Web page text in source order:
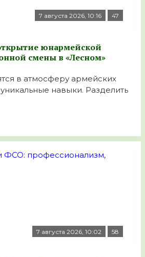
7 августа 2026, 10:16 47
юнармейской
смены в «Лесном»
в атмосферу армейских
навыки. Разделить
7 августа 2026, 10:02 58